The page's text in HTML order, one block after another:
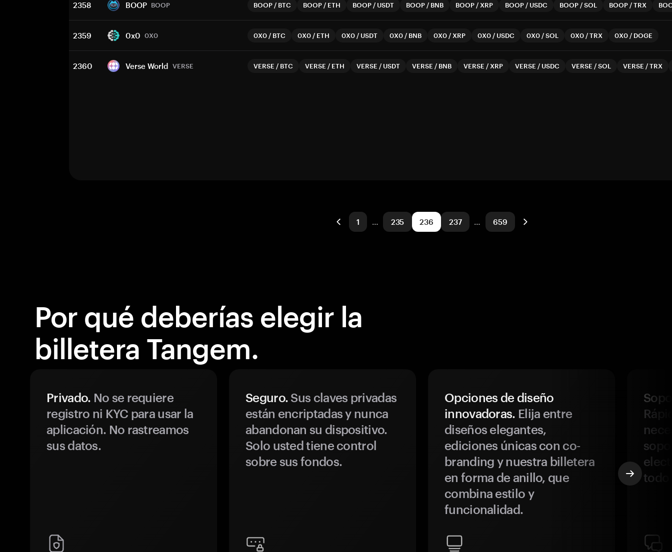
2358 BOOP BOOP BOOP / BTC BOOP / ETH BOOP / USDT BOOP / BNB BOOP / XRP BOOP / USDC BOOP /SOL BOOP /TRX
2359 0x0 0X0 0X0 / BTC 0X0 / ETH 0X0 / USDT 0X0 / BNB 0X0 / XRP 0X0 / USDC 0X0 /SOL 0X0 /TRX 0X0 / DOGE
2360 Verse World VERSE VERSE / BTC VERSE / ETH VERSE / USDT VERSE / BNB VERSE / XRP VERSE / USDC VERSE /SOL VERSE /TRX
1 … 235 236 237 … 659
Por qué deberías elegir la
billetera Tangem.
Privado. No se requiere
registro ni KYC para usar la
aplicación. No rastreamos
sus datos.
Seguro. Sus claves privadas
están encriptadas y nunca
abandonan su dispositivo.
Solo usted tiene control
sobre sus fondos.
Opciones de diseño
innovadoras. Elija entre
diseños elegantes,
ediciones únicas con co-
branding y nuestra billetera
en forma de anillo, que
combina estilo y
funcionalidad.
todo